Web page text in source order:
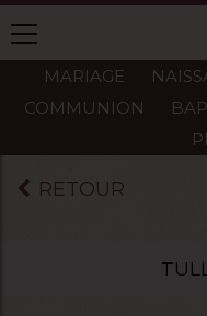
MARIAGE
COMMUNION
RETOUR